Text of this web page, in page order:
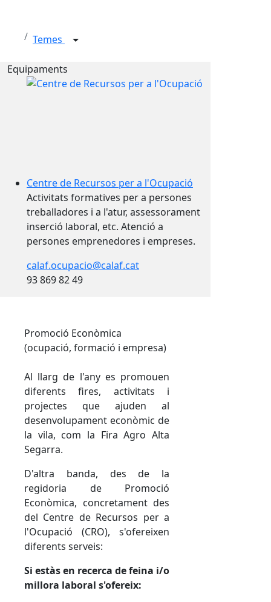
Temes
Equipaments
Centre de Recursos per a l'Ocupació
Activitats formatives per a persones
treballadores i a l'atur, assessorament
inserció laboral, etc. Atenció a
persones emprenedores i empreses.
calaf.ocupacio@calaf.cat
93 869 82 49
Promoció Econòmica
(ocupació, formació i empresa)
Al llarg de l'any es promouen
diferents fires, activitats i
projectes que ajuden al
desenvolupament econòmic de
la vila, com la Fira Agro Alta
Segarra.
D'altra banda, des de la
regidoria de Promoció
Econòmica, concretament des
del Centre de Recursos per a
l'Ocupació (CRO), s'ofereixen
diferents serveis:
Si estàs en recerca de feina i/o
millora laboral s'ofereix: